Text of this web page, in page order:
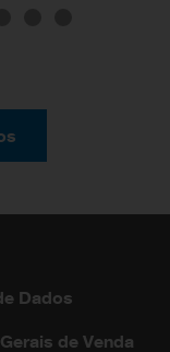
Dados
de Venda